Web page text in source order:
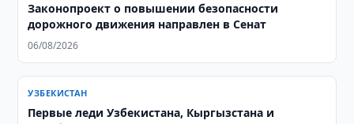
Законопроект о повышении безопасности
дорожного движения направлен в Сенат
06/08/2026
УЗБЕКИСТАН
Первые леди Узбекистана, Кыргызстана и